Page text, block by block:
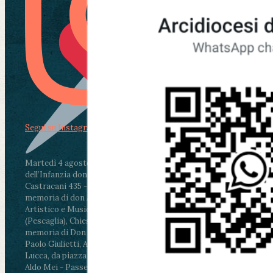
Martedì 4 agosto2026
ore 11:30 - Lucca, Scuola
dell’Infanzia don Aldo Mei - Viale Castruccio
Castracani 435 - Inaugurazione murales in
memoria di don Aldo Mei curato dal Liceo
Artistico e Musicale “Passaglia”
ore 18 - Fiano
(Pescaglia), Chiesa parrocchiale - Messa in
memoria di Don Aldo Mei celebrata da mons.
Paolo Giulietti, Arcivescovo di Lucca
ore 20.30 -
Lucca, da piazza San Michele al Cippo di don
Aldo Mei - Passeggiata della Memoria in alcuni
Segui su Instagram